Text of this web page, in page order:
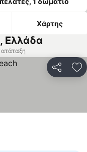
Χάρτης
Ελλάδα